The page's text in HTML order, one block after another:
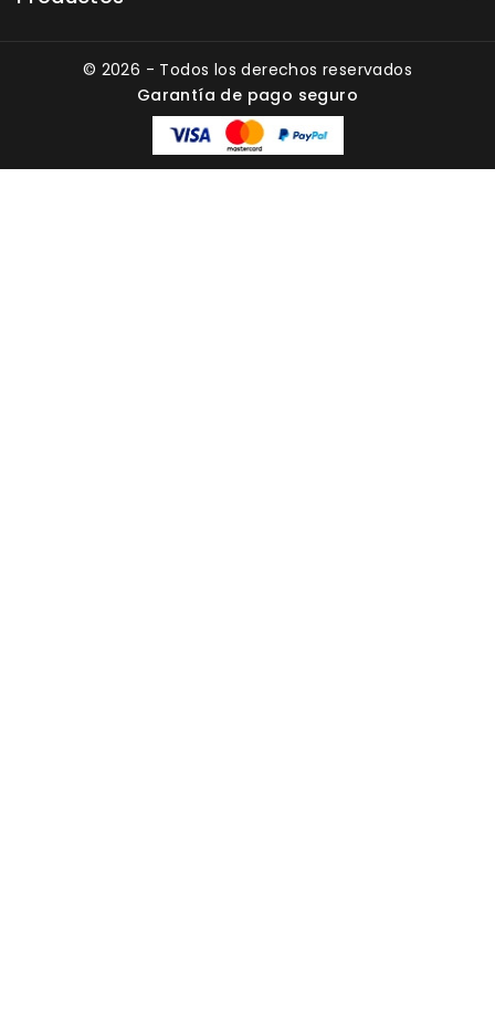
© 2026 - Todos los derechos reservados
Garantía de pago seguro